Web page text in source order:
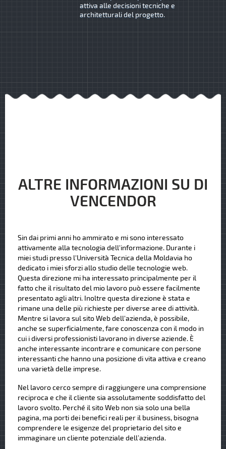
attiva alle decisioni tecniche e
architetturali del progetto.
ALTRE INFORMAZIONI SU DI
VENCENDOR
Sin dai primi anni ho ammirato e mi sono interessato
attivamente alla tecnologia dell'informazione. Durante i
miei studi presso l'Università Tecnica della Moldavia ho
dedicato i miei sforzi allo studio delle tecnologie web.
Questa direzione mi ha interessato principalmente per il
fatto che il risultato del mio lavoro può essere facilmente
presentato agli altri. Inoltre questa direzione è stata e
rimane una delle più richieste per diverse aree di attività.
Mentre si lavora sul sito Web dell'azienda, è possibile,
anche se superficialmente, fare conoscenza con il modo in
cui i diversi professionisti lavorano in diverse aziende. È
anche interessante incontrare e comunicare con persone
interessanti che hanno una posizione di vita attiva e creano
una varietà delle imprese.
Nel lavoro cerco sempre di raggiungere una comprensione
reciproca e che il cliente sia assolutamente soddisfatto del
lavoro svolto. Perché il sito Web non sia solo una bella
pagina, ma porti dei benefici reali per il business, bisogna
comprendere le esigenze del proprietario del sito e
immaginare un cliente potenziale dell’azienda.